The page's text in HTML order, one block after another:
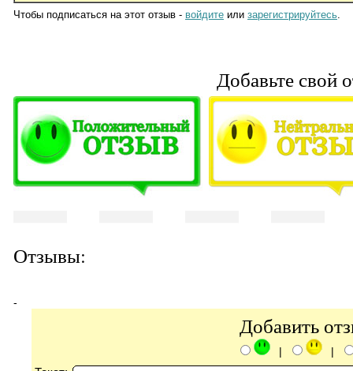
Чтобы подписаться на этот отзыв - войдите или зарегистрируйтесь.
Добавьте свой
Отзывы:
-
Добавить
| |